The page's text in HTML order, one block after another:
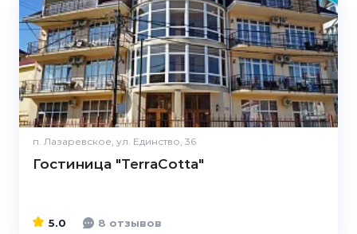
п. Лазаревское, ул. Единство, 36
Гостиница "TerraCotta"
5.0 8 отзывов
5.0